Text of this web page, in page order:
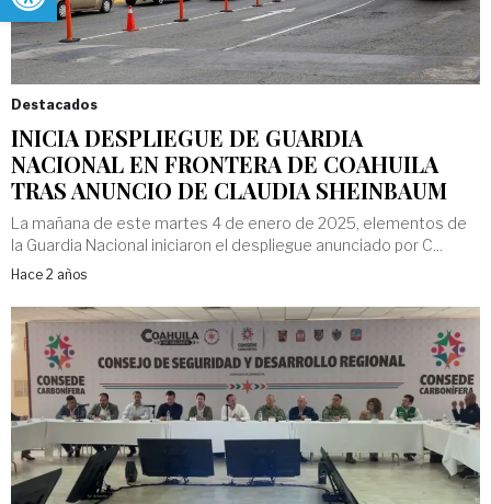
Destacados
INICIA DESPLIEGUE DE GUARDIA
NACIONAL EN FRONTERA DE COAHUILA
TRAS ANUNCIO DE CLAUDIA SHEINBAUM
La mañana de este martes 4 de enero de 2025, elementos de
la Guardia Nacional iniciaron el despliegue anunciado por C...
Hace 2 años